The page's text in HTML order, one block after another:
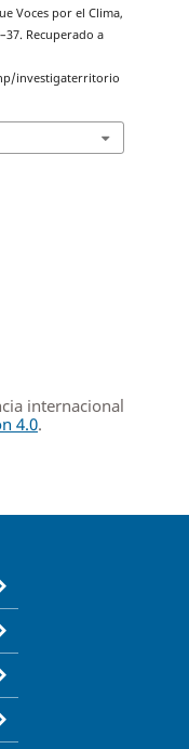
Voces por el Clima,
Recuperado a
investigaterritorio
internacional
4.0.